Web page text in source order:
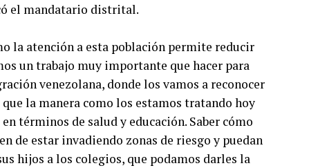
el mandatario distrital.
la atención a esta población permite reducir
un trabajo muy importante que hacer para
venezolana, donde los vamos a reconocer
la manera como los estamos tratando hoy
términos de salud y educación. Saber cómo
de estar invadiendo zonas de riesgo y puedan
hijos a los colegios, que podamos darles la